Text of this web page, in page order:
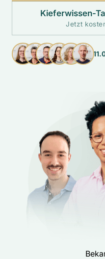
Kieferwissen-
Jetzt